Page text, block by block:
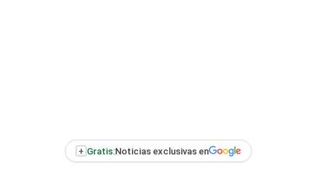
+ Gratis:Noticias exclusivas en